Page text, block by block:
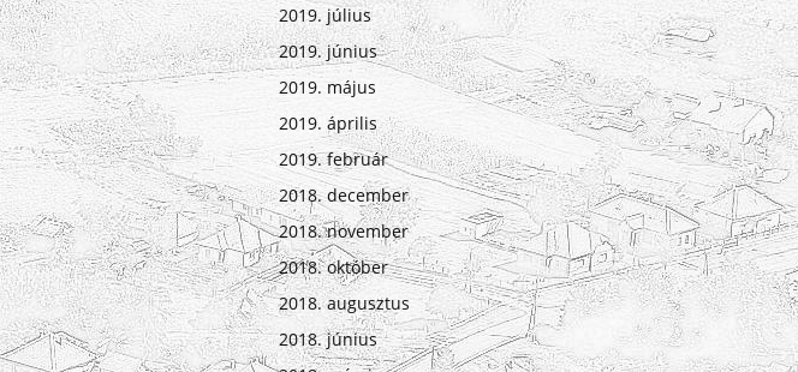
2019. július
2019. június
2019. május
2019. április
2019. február
2018. december
2018. november
2018. október
2018. augusztus
2018. június